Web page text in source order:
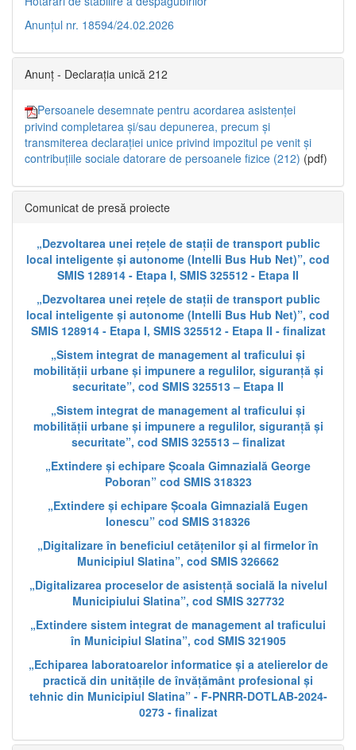
Anunțul nr. 18594/24.02.2026
Anunț - Declarația unică 212
Persoanele desemnate pentru acordarea asistenței
privind completarea și/sau depunerea, precum și
transmiterea declarației unice privind impozitul pe venit și
contribuțiile sociale datorare de persoanele fizice (212) (pdf)
Comunicat de presă proiecte
„Dezvoltarea unei rețele de stații de transport public
local inteligente și autonome (Intelli Bus Hub Net)”, cod
SMIS 128914 - Etapa I, SMIS 325512 - Etapa II
„Dezvoltarea unei rețele de stații de transport public
local inteligente și autonome (Intelli Bus Hub Net)”, cod
SMIS 128914 - Etapa I, SMIS 325512 - Etapa II - finalizat
„Sistem integrat de management al traficului și
mobilității urbane și impunere a regulilor, siguranță și
securitate”, cod SMIS 325513 – Etapa II
„Sistem integrat de management al traficului și
mobilității urbane și impunere a regulilor, siguranță și
securitate”, cod SMIS 325513 – finalizat
„Extindere și echipare Școala Gimnazială George
Poboran” cod SMIS 318323
„Extindere și echipare Școala Gimnazială Eugen
Ionescu” cod SMIS 318326
„Digitalizare în beneficiul cetățenilor și al firmelor în
Municipiul Slatina”, cod SMIS 326662
„Digitalizarea proceselor de asistență socială la nivelul
Municipiului Slatina”, cod SMIS 327732
„Extindere sistem integrat de management al traficului
în Municipiul Slatina”, cod SMIS 321905
„Echiparea laboratoarelor informatice și a atelierelor de
practică din unitățile de învățământ profesional și
tehnic din Municipiul Slatina” - F-PNRR-DOTLAB-2024-
0273 - finalizat